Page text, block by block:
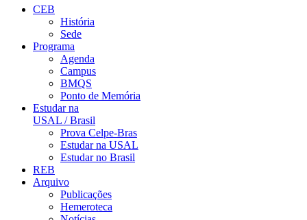
CEB
História
Sede
Programa
Agenda
Campus
BMQS
Ponto de Memória
Estudar na
USAL / Brasil
Prova Celpe-Bras
Estudar na USAL
Estudar no Brasil
REB
Arquivo
Publicações
Hemeroteca